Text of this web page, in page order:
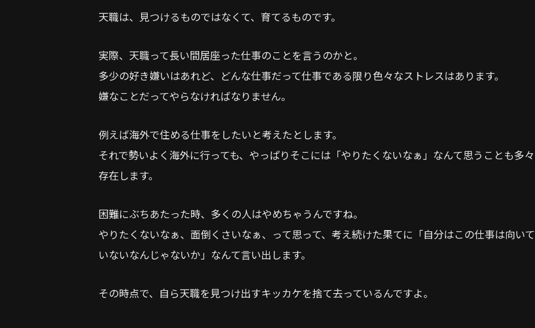
天職は、見つけるものではなくて、育てるものです。
実際、天職って長い間居座った仕事のことを言うのかと。
多少の好き嫌いはあれど、どんな仕事だって仕事である限り色々なストレスはあります。
嫌なことだってやらなければなりません。
例えば海外で住める仕事をしたいと考えたとします。
それで勢いよく海外に行っても、やっぱりそこには「やりたくないなぁ」なんて思うことも多々
存在します。
困難にぶちあたった時、多くの人はやめちゃうんですね。
やりたくないなぁ、面倒くさいなぁ、って思って、考え続けた果てに「自分はこの仕事は向いて
いないなんじゃないか」なんて言い出します。
その時点で、自ら天職を見つけ出すキッカケを捨て去っているんですよ。